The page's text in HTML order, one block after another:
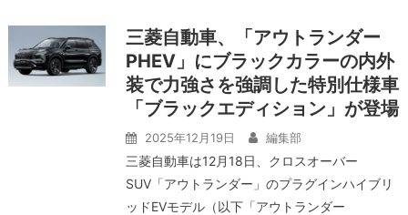
三菱自動車、「アウトランダー
PHEV」にブラックカラーの内外
装で力強さを強調した特別仕様車
「ブラックエディション」が登場
2025年12月19日 編集部
三菱自動車は12月18日、クロスオーバー
SUV「アウトランダー」のプラグインハイブリ
ッドEVモデル（以下「アウトランダー